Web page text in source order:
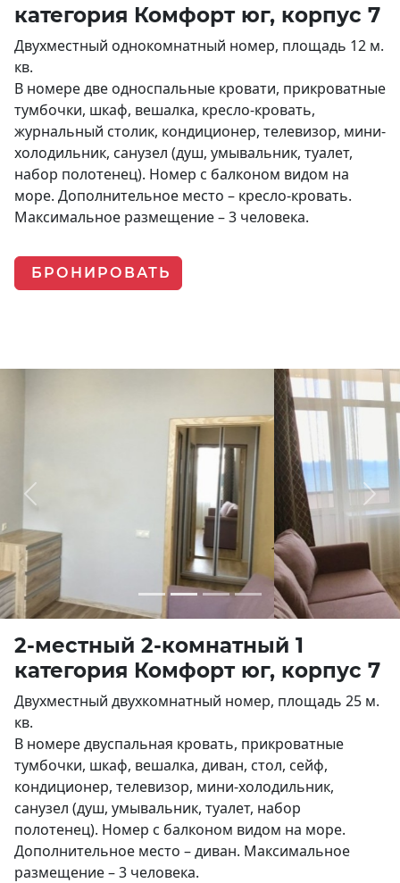
категория Комфорт юг, корпус 7
Двухместный однокомнатный номер, площадь 12 м.
кв.
В номере две односпальные кровати, прикроватные
тумбочки, шкаф, вешалка, кресло-кровать,
журнальный столик, кондиционер, телевизор, мини-
холодильник, санузел (душ, умывальник, туалет,
набор полотенец). Номер с балконом видом на
море. Дополнительное место – кресло-кровать.
Максимальное размещение – 3 человека.
БРОНИРОВАТЬ
Previous Next
2-местный 2-комнатный 1
категория Комфорт юг, корпус 7
Двухместный двухкомнатный номер, площадь 25 м.
кв.
В номере двуспальная кровать, прикроватные
тумбочки, шкаф, вешалка, диван, стол, сейф,
кондиционер, телевизор, мини-холодильник,
санузел (душ, умывальник, туалет, набор
полотенец). Номер с балконом видом на море.
Дополнительное место – диван. Максимальное
размещение – 3 человека.